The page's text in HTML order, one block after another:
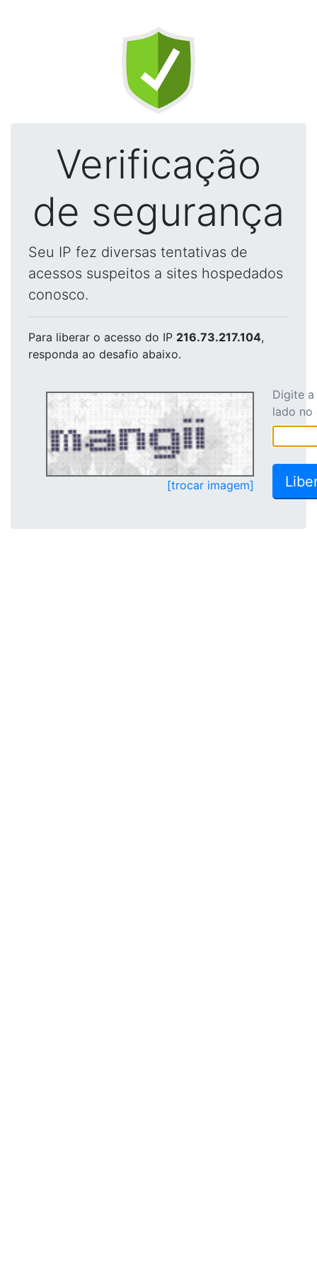
Verificação
de segurança
Seu IP fez diversas tentativas de
acessos suspeitos a sites hospedados
conosco.
Para liberar o acesso do IP 216.73.217.104,
responda ao desafio abaixo.
[trocar imagem]
Digite
lado no